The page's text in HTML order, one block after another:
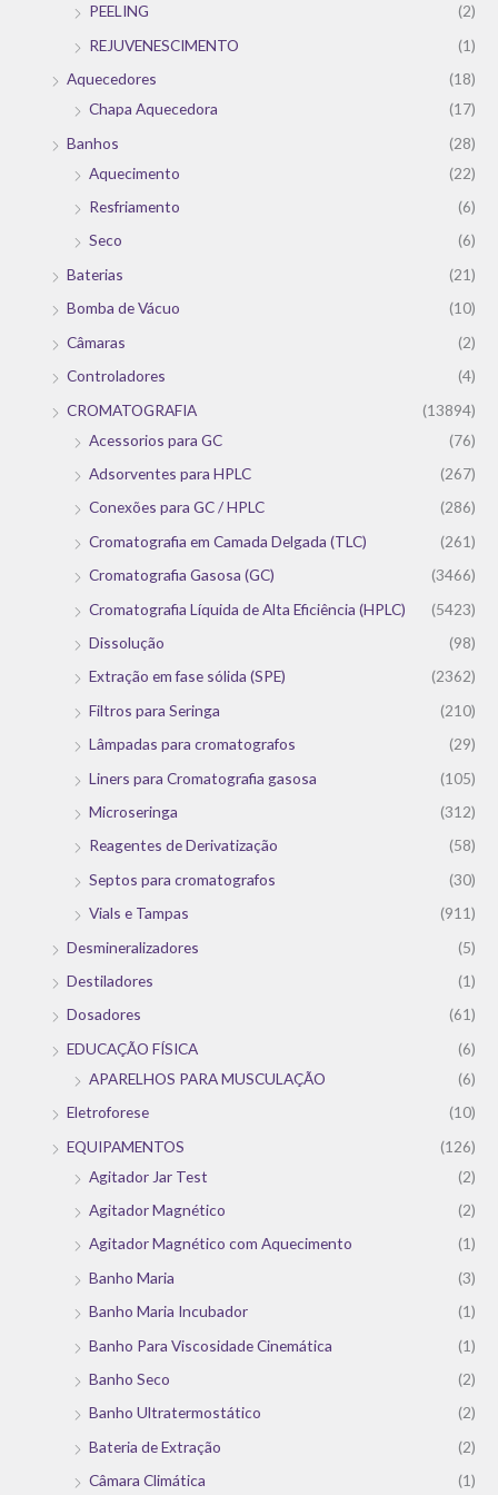
PEELING
(2)
REJUVENESCIMENTO
(1)
Aquecedores
(18)
Chapa Aquecedora
(17)
Banhos
(28)
Aquecimento
(22)
Resfriamento
(6)
Seco
(6)
Baterias
(21)
Bomba de Vácuo
(10)
Câmaras
(2)
Controladores
(4)
CROMATOGRAFIA
(13894)
Acessorios para GC
(76)
Adsorventes para HPLC
(267)
Conexões para GC / HPLC
(286)
Cromatografia em Camada Delgada (TLC)
(261)
Cromatografia Gasosa (GC)
(3466)
Cromatografia Líquida de Alta Eficiência (HPLC)
(5423)
Dissolução
(98)
Extração em fase sólida (SPE)
(2362)
Filtros para Seringa
(210)
Lâmpadas para cromatografos
(29)
Liners para Cromatografia gasosa
(105)
Microseringa
(312)
Reagentes de Derivatização
(58)
Septos para cromatografos
(30)
Vials e Tampas
(911)
Desmineralizadores
(5)
Destiladores
(1)
Dosadores
(61)
EDUCAÇÃO FÍSICA
(6)
APARELHOS PARA MUSCULAÇÃO
(6)
Eletroforese
(10)
EQUIPAMENTOS
(126)
Agitador Jar Test
(2)
Agitador Magnético
(2)
Agitador Magnético com Aquecimento
(1)
Banho Maria
(3)
Banho Maria Incubador
(1)
Banho Para Viscosidade Cinemática
(1)
Banho Seco
(2)
Banho Ultratermostático
(2)
Bateria de Extração
(2)
Câmara Climática
(1)